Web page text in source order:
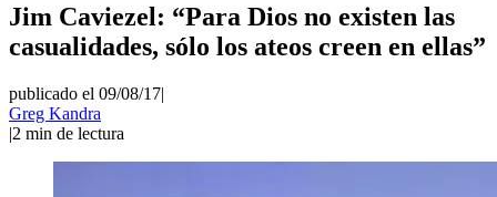
Jim Caviezel: “Para Dios no existen las
casualidades, sólo los ateos creen en ellas”
publicado el 09/08/17|
Greg Kandra
|2 min de lectura